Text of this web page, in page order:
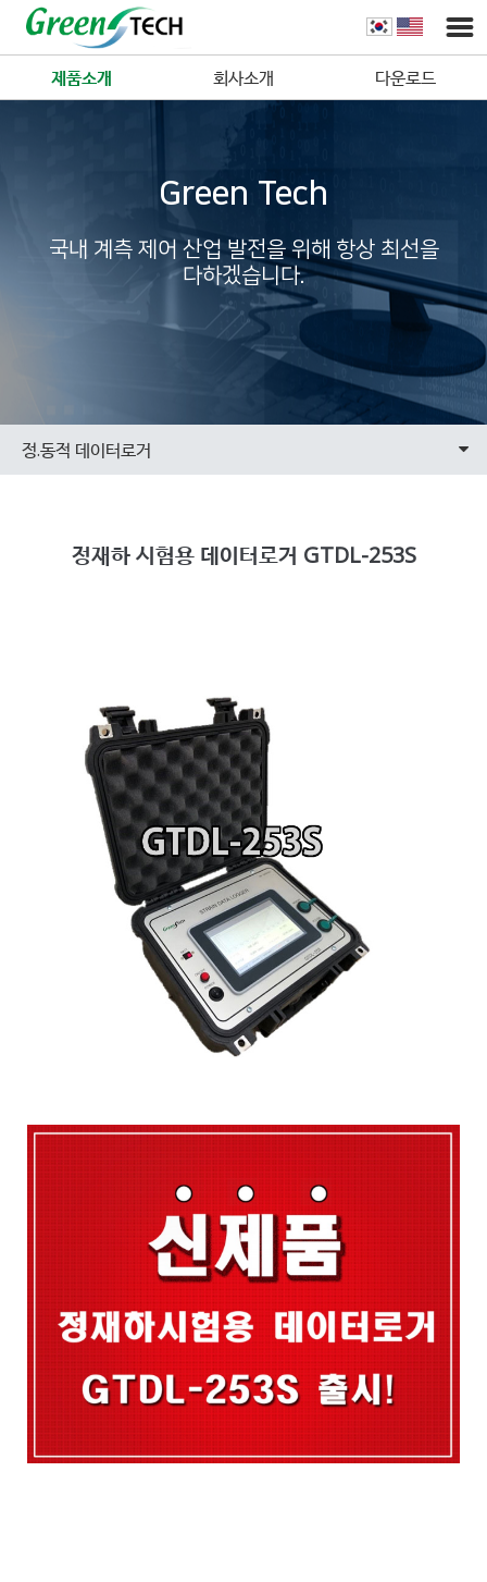
제품소개 회사소개 다운로드
Green Tech
국내 계측 제어 산업 발전을 위해 항상 최선을
다하겠습니다.
정.동적 데이터로거
정재하 시험용 데이터로거 GTDL-253S